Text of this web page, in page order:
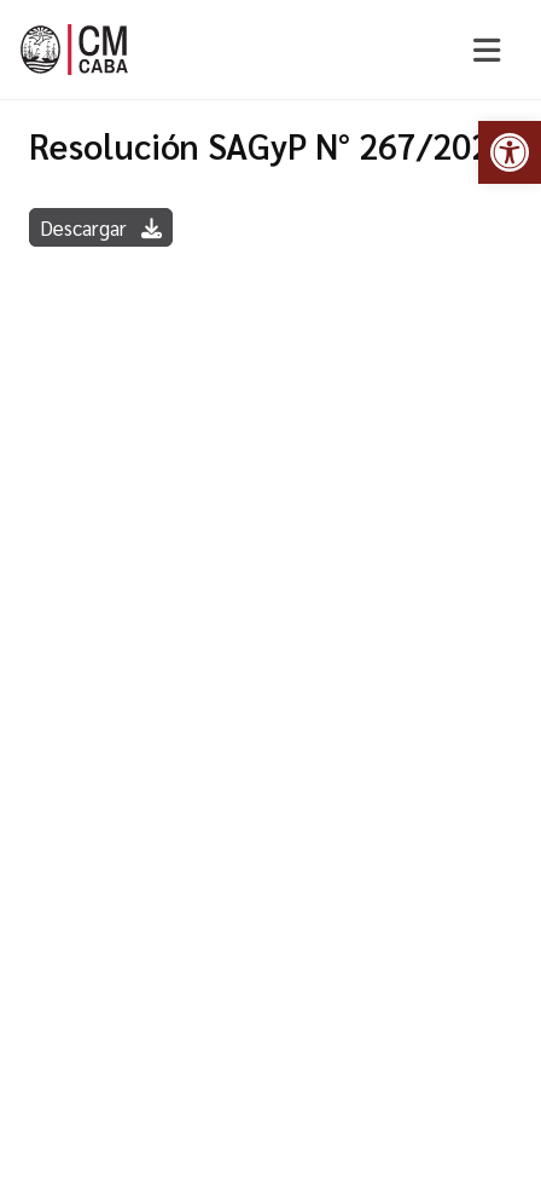
Resolución SAGyP N° 267/2020
Descargar